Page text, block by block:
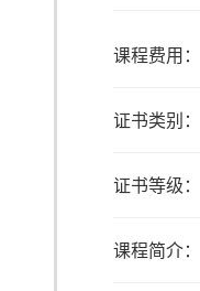
课程费用：
证书类别：
证书等级：
课程简介：